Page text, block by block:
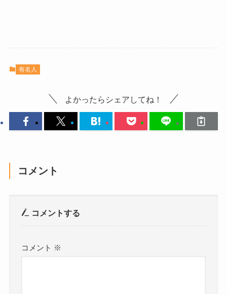
有名人
よかったらシェアしてね！
コメント
コメントする
コメント ※